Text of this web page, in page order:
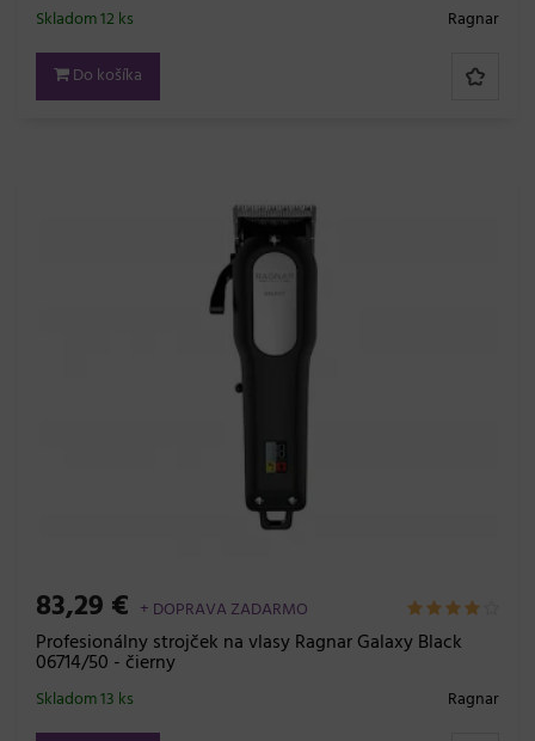
Ragnar
Skladom 12 ks
Do košíka
83,29 € + DOPRAVA ZADARMO
Profesionálny strojček na vlasy Ragnar Galaxy Black
06714/50 - čierny
Ragnar
Skladom 13 ks